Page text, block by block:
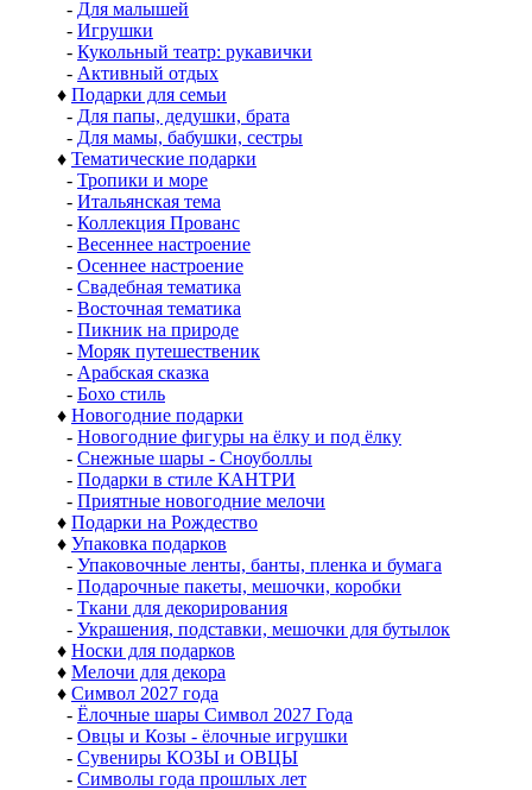
- Для малышей
- Игрушки
- Кукольный театр: рукавички
- Активный отдых
♦ Подарки для семьи
- Для папы, дедушки, брата
- Для мамы, бабушки, сестры
♦ Тематические подарки
- Тропики и море
- Итальянская тема
- Коллекция Прованс
- Весеннее настроение
- Осеннее настроение
- Свадебная тематика
- Восточная тематика
- Пикник на природе
- Моряк путешественик
- Арабская сказка
- Бохо стиль
♦ Новогодние подарки
- Новогодние фигуры на ёлку и под ёлку
- Снежные шары - Сноуболлы
- Подарки в стиле КАНТРИ
- Приятные новогодние мелочи
♦ Подарки на Рождество
♦ Упаковка подарков
- Упаковочные ленты, банты, пленка и бумага
- Подарочные пакеты, мешочки, коробки
- Ткани для декорирования
- Украшения, подставки, мешочки для бутылок
♦ Носки для подарков
♦ Мелочи для декора
♦ Символ 2027 года
- Ёлочные шары Символ 2027 Года
- Овцы и Козы - ёлочные игрушки
- Сувениры КОЗЫ и ОВЦЫ
- Символы года прошлых лет